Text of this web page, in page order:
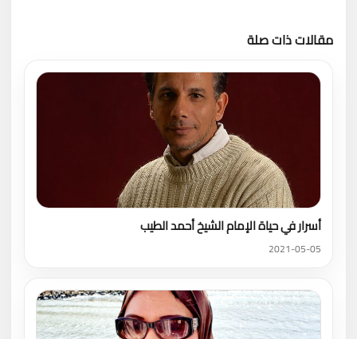
مقالات ذات صلة
أسرار في حياة الإمام الشيخ أحمد الطيب
2021-05-05